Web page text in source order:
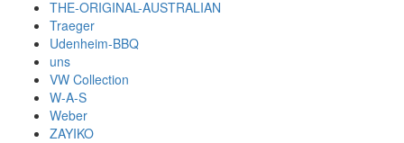
THE-ORIGINAL-AUSTRALIAN
Traeger
Udenheim-BBQ
uns
VW Collection
W-A-S
Weber
ZAYIKO